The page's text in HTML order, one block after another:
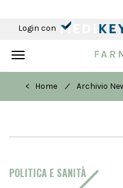
Login con
Toggle
< Home
/ Archivio
POLITICA E SANITÀ